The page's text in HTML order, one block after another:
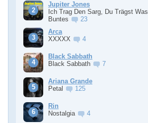
Jupiter Jones
Ich Trag Den Sarg, Du Trägst Was
Buntes
23
Arca
XXXXX
4
Black Sabbath
Black Sabbath
7
Ariana Grande
Petal
125
Rin
Nostalgia
4